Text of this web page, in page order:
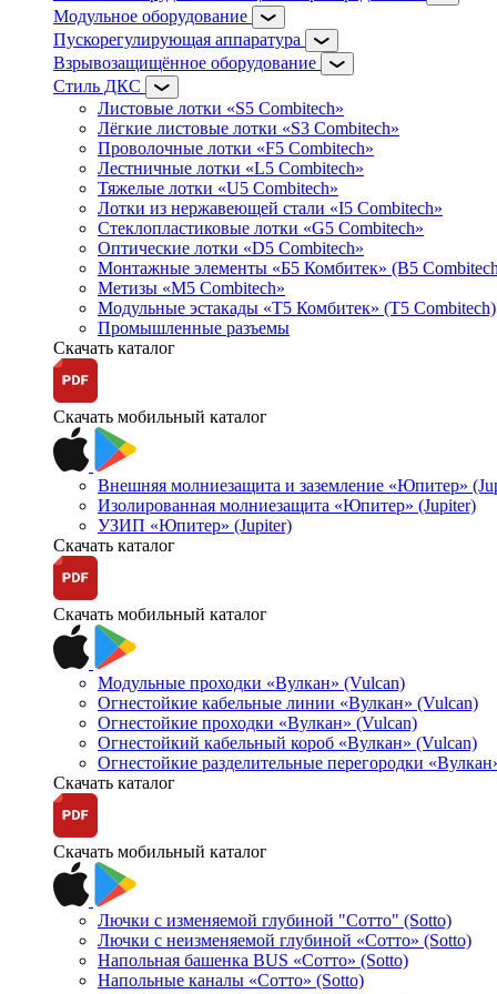
Модульное оборудование
Пускорегулирующая аппаратура
Взрывозащищённое оборудование
Стиль ДКС
Листовые лотки «S5 Combitech»
Лёгкие листовые лотки «S3 Combitech»
Проволочные лотки «F5 Combitech»
Лестничные лотки «L5 Combitech»
Тяжелые лотки «U5 Combitech»
Лотки из нержавеющей стали «I5 Combitech»
Стеклопластиковые лотки «G5 Combitech»
Оптические лотки «D5 Combitech»
Монтажные элементы «Б5 Комбитек» (B5
Метизы «M5 Combitech»
Модульные эстакады «Т5 Комбитек» (T5 Combitech)
Промышленные разъемы
Скачать каталог
Скачать мобильный каталог
Внешняя молниезащита и заземление «Юпитер»
Изолированная молниезащита «Юпитер» (Jupiter)
УЗИП «Юпитер» (Jupiter)
Скачать каталог
Скачать мобильный каталог
Модульные проходки «Вулкан» (Vulcan)
Огнестойкие кабельные линии «Вулкан» (Vulcan)
Огнестойкие проходки «Вулкан» (Vulcan)
Огнестойкий кабельный короб «Вулкан» (Vulcan)
Огнестойкие разделительные перегородки
Скачать каталог
Скачать мобильный каталог
Лючки с изменяемой глубиной "Сотто" (Sotto)
Лючки с неизменяемой глубиной «Сотто» (Sotto)
Напольная башенка BUS «Сотто» (Sotto)
Напольные каналы «Сотто» (Sotto)